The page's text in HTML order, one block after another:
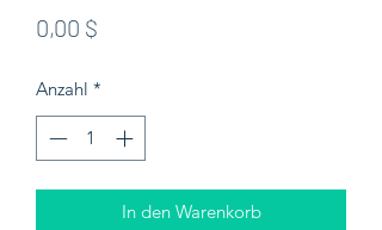
0,00 $
Anzahl *
In den Warenkorb